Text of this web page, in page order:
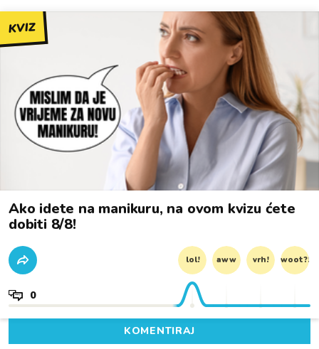
KVIZ
Ako idete na manikuru, na ovom kvizu ćete
dobiti 8/8!
lol! aww vrh! woot?!
0
KOMENTIRAJ